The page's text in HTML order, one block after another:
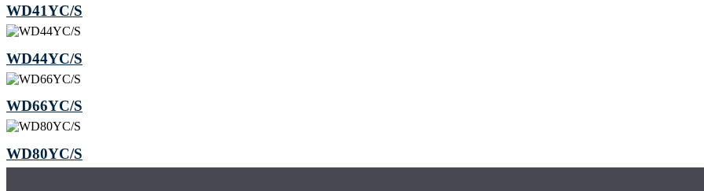
WD41YC/S
WD44YC/S
WD66YC/S
WD80YC/S